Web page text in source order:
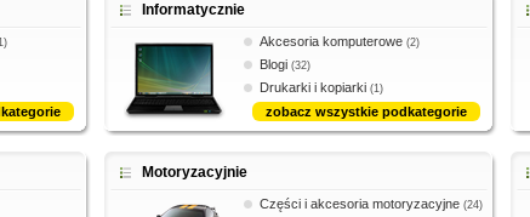
Informatycznie
Akcesoria komputerowe (2)
Blogi (32)
Drukarki i kopiarki (1)
zobacz wszystkie podkategorie
Motoryzacyjnie
Części i akcesoria motoryzacyjne (24)